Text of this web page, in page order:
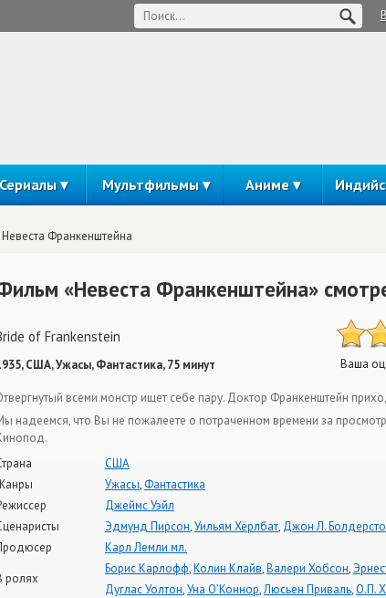
Сериалы Мультфильмы Аниме
Невеста Франкенштейна
«Невеста Франкенштейна»
of Frankenstein
США, Ужасы, Фантастика, 75 минут Ваша
всеми монстр ищет себе пару. Доктор Франкенштейн
надеемся, что Вы не пожалеете о потраченном времени за
США
Ужасы,Фантастика
Джеймс Уэйл
Эдмунд Пирсон,Уильям Хёрлбат, Джон Л.
Карл Лемли мл.
ролях
Борис Карлофф,Колин Клайв,Валери Хобсон,
Дуглас Уолтон,Уна О’Коннор,Люсьен Приваль,О.П.